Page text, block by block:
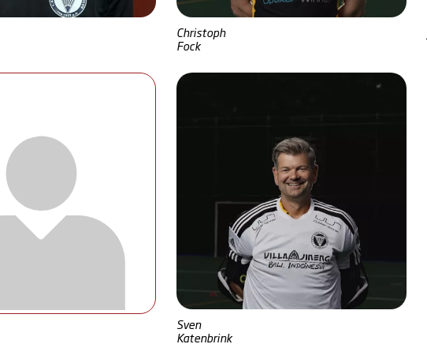
Christoph
Fock
Sven
Katenbrink